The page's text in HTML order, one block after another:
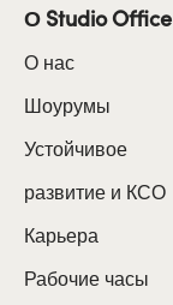
О Studio Office
О нас
Шоурумы
Устойчивое
развитие и КСО
Карьера
Рабочие часы